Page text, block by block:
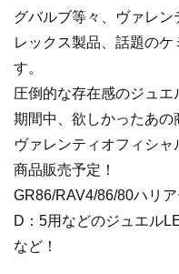
グバルブ等々、ヴァレ
レックス製品、話題の
す。
圧倒的な存在感のジュエ
期間中、欲しかったあの
ヴァレンティオフィシ
商品販売予定！
GR86/RAV4/86/80ハリ
D：5用などのジュエル
など！